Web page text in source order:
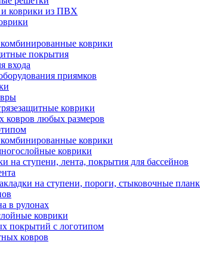
коврики из ПВХ
коврики
покрытия
входа
приямков
коврики
ковров любых размеров
коврики
коврики
на ступени, лента, покрытия для бассейнов
на ступени, пороги, стыковочные
в рулонах
коврики
покрытий с логотипом
ковров